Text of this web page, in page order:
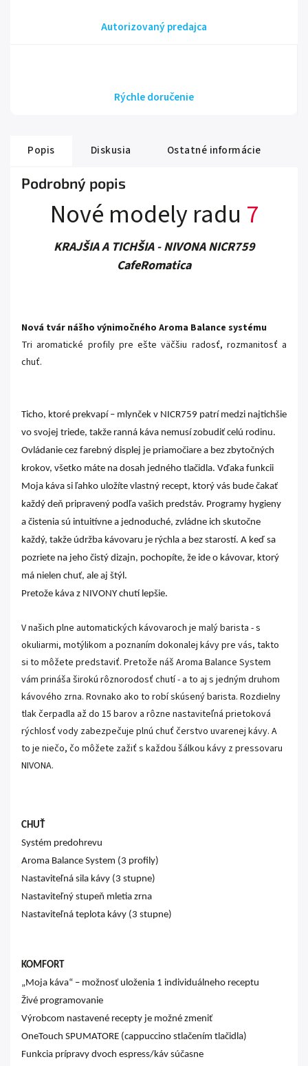
Autorizovaný predajca
Rýchle doručenie
Popis Diskusia Ostatné informácie
Podrobný popis
Nové modely radu 7
KRAJŠIA A TICHŠIA - NIVONA NICR759
CafeRomatica
Nová tvár nášho výnimočného Aroma Balance systému
Tri aromatické profily pre ešte väčšiu radosť, rozmanitosť a
chuť.
Ticho, ktoré prekvapí – mlynček v NICR759 patrí medzi najtichšie
vo svojej triede, takže ranná káva nemusí zobudiť celú rodinu.
Ovládanie cez farebný displej je priamočiare a bez zbytočných
krokov, všetko máte na dosah jedného tlačidla. Vďaka funkcii
Moja káva si ľahko uložíte vlastný recept, ktorý vás bude čakať
každý deň pripravený podľa vašich predstáv. Programy hygieny
a čistenia sú intuitívne a jednoduché, zvládne ich skutočne
každý, takže údržba kávovaru je rýchla a bez starostí. A keď sa
pozriete na jeho čistý dizajn, pochopíte, že ide o kávovar, ktorý
má nielen chuť, ale aj štýl.
Pretože káva z NIVONY chutí lepšie.
V našich plne automatických kávovaroch je malý barista - s
okuliarmi, motýlikom a poznaním dokonalej kávy pre vás, takto
si to môžete predstaviť. Pretože náš Aroma Balance System
vám prináša širokú rôznorodosť chutí - a to aj s jedným druhom
kávového zrna. Rovnako ako to robí skúsený barista. Rozdielny
tlak čerpadla až do 15 barov a rôzne nastaviteľná prietoková
rýchlosť vody zabezpečuje plnú chuť čerstvo uvarenej kávy. A
to je niečo, čo môžete zažiť s každou šálkou kávy z pressovaru
NIVONA.
CHUŤ
Systém predohrevu
Aroma Balance System (3 profily)
Nastaviteľná sila kávy (3 stupne)
Nastaviteľný stupeň mletia zrna
Nastaviteľná teplota kávy (3 stupne)
KOMFORT
„Moja káva“ – možnosť uloženia 1 individuálneho receptu
Živé programovanie
Výrobcom nastavené recepty je možné zmeniť
OneTouch SPUMATORE (cappuccino stlačením tlačidla)
Funkcia prípravy dvoch espress/káv súčasne